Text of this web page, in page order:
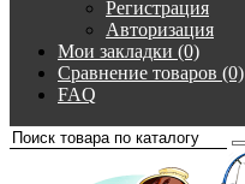
Регистрация
Авторизация
Мои закладки (0)
Сравнение товаров (0)
FAQ